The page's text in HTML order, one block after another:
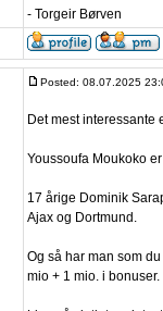
- Torgeir Børven
Posted: 08.07.2025
Det mest interessante
Youssoufa Moukoko
17 årige Dominik
Ajax og Dortmund.
Og så har man som
mio + 1 mio. i bonuser.